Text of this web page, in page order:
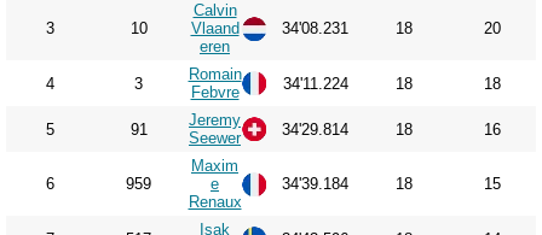
3 10
Calvin
Vlaand
eren
34'08.231 18 20
4 3
Romain
Febvre
34'11.224 18 18
5 91
Jeremy
Seewer
34'29.814 18 16
6 959
Maxim
e
Renaux
34'39.184 18 15
Isak